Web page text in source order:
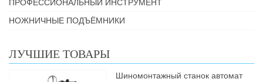
ПРОФЕССИОНАЛЬНЫЙ ИНСТРУМЕНТ
НОЖНИЧНЫЕ ПОДЪЁМНИКИ
ЛУЧШИЕ ТОВАРЫ
Шиномонтажный станок автомат